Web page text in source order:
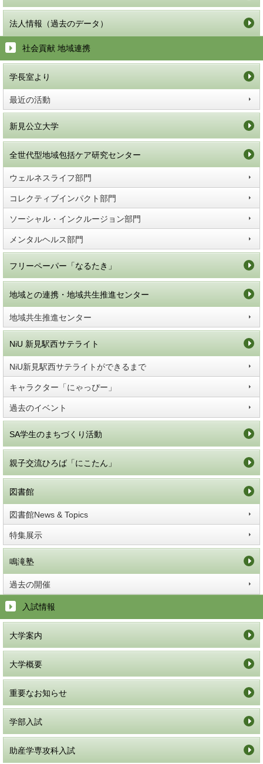
法人情報（過去のデータ）
社会貢献 地域連携
学長室より
最近の活動
新見公立大学
全世代型地域包括ケア研究センター
ウェルネスライフ部門
コレクティブインパクト部門
ソーシャル・インクルージョン部門
メンタルヘルス部門
フリーペーパー「なるたき」
地域との連携・地域共生推進センター
地域共生推進センター
NiU 新見駅西サテライト
NiU新見駅西サテライトができるまで
キャラクター「にゃっぴー」
過去のイベント
SA学生のまちづくり活動
親子交流ひろば「にこたん」
図書館
図書館News & Topics
特集展示
鳴滝塾
過去の開催
入試情報
大学案内
大学概要
重要なお知らせ
学部入試
助産学専攻科入試